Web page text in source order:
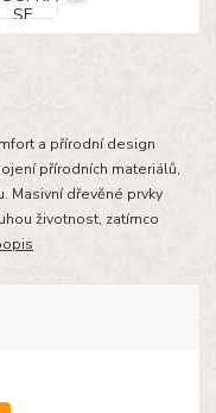
a přírodní design
přírodních materiálů,
Masivní dřevěné prvky
životnost, zatímco